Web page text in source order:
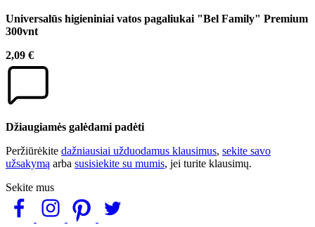
Universalūs higieniniai vatos pagaliukai "Bel Family" Premium
300vnt
2,09 €
Džiaugiamės galėdami padėti
Peržiūrėkite dažniausiai užduodamus klausimus, sekite savo
užsakymą arba susisiekite su mumis, jei turite klausimų.
Sekite mus